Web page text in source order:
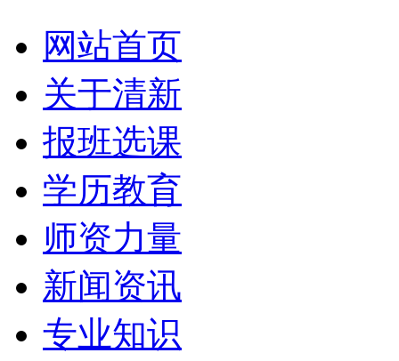
网站首页
关于清新
报班选课
学历教育
师资力量
新闻资讯
专业知识